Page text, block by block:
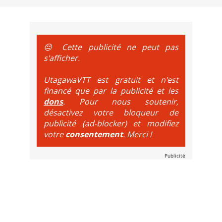
😔 Cette publicité ne peut pas
s'afficher.
UtagawaVTT est gratuit et n'est
financé que par la publicité et les
dons. Pour nous soutenir,
désactivez votre bloqueur de
publicité (ad-blocker) et modifiez
votreconsentement. Merci !